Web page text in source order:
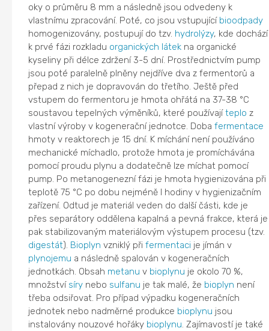
oky o průměru 8 mm a následně jsou odvedeny k
vlastnímu zpracování. Poté, co jsou vstupující bioodpady
homogenizovány, postupují do tzv. hydrolýzy, kde dochází
k prvé fázi rozkladu organických látek na organické
kyseliny při délce zdržení 3-5 dní. Prostřednictvím pump
jsou poté paralelně plněny nejdříve dva z fermentorů a
přepad z nich je dopravován do třetího. Ještě před
vstupem do fermentoru je hmota ohřátá na 37-38 °C
soustavou tepelných výměníků, které používajíteplo z
vlastní výroby v kogenerační jednotce. Dobafermentace
hmoty v reaktorech je 15 dní. K míchání není používáno
mechanické míchadlo, protože hmota je promíchávána
pomocí proudu plynu a dodatečně lze míchat pomocí
pump. Po metanogenezní fázi je hmota hygienizována při
teplotě 75 °C po dobu nejméně l hodiny v hygienizačním
zařízení. Odtud je materiál veden do další části, kde je
přes separátory oddělena kapalná a pevná frakce, která je
pak stabilizovaným materiálovým výstupem procesu (tzv.
digestát). Bioplyn vzniklý přifermentaci je jímán v
plynojemu a následně spalován v kogeneračních
jednotkách. Obsah metanu v bioplynu je okolo 70 %,
množství síry nebo sulfanu je tak malé, že bioplyn není
třeba odsiřovat. Pro případ výpadku kogeneračních
jednotek nebo nadměrné produkce bioplynu jsou
instalovány nouzové hořáky bioplynu . Zajímavostí je také